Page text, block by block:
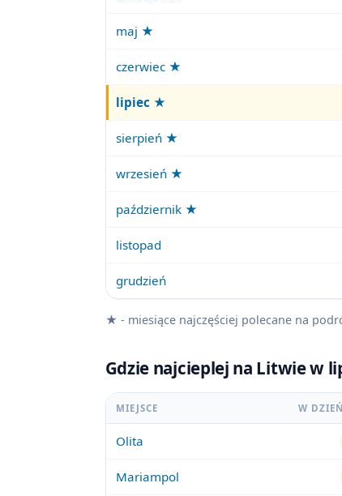
maj ★
czerwiec ★
lipiec ★
sierpień ★
wrzesień ★
październik ★
listopad
grudzień
★ - miesiące najczęściej polecane na
Gdzie najcieplej na Litwie w
MIEJSCE W DZIEŃ
Olita
Mariampol